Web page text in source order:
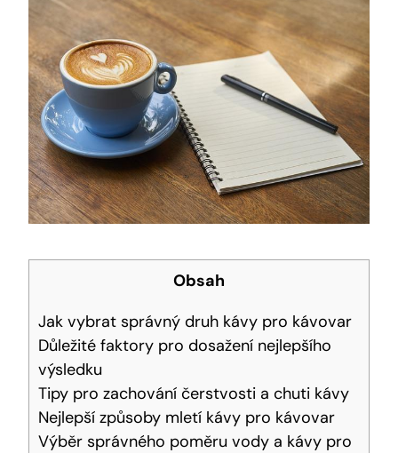
Obsah
Jak vybrat správný druh kávy pro kávovar
Důležité faktory pro dosažení nejlepšího
výsledku
Tipy pro zachování čerstvosti a chuti kávy
Nejlepší způsoby mletí kávy pro kávovar
Výběr správného poměru vody a kávy pro